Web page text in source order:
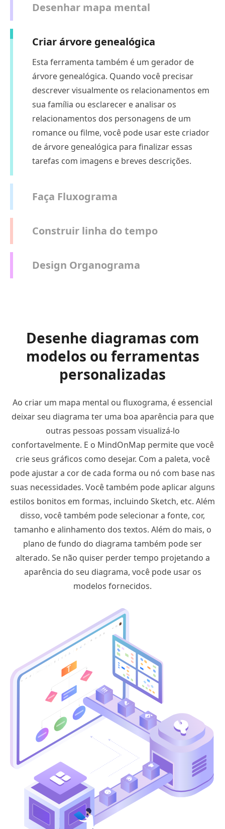
Desenhar mapa mental
Criar árvore genealógica
Esta ferramenta também é um gerador de
árvore genealógica. Quando você precisar
descrever visualmente os relacionamentos em
sua família ou esclarecer e analisar os
relacionamentos dos personagens de um
romance ou filme, você pode usar este criador
de árvore genealógica para finalizar essas
tarefas com imagens e breves descrições.
Faça Fluxograma
Construir linha do tempo
Design Organograma
Desenhe diagramas com
modelos ou ferramentas
personalizadas
Ao criar um mapa mental ou fluxograma, é essencial
deixar seu diagrama ter uma boa aparência para que
outras pessoas possam visualizá-lo
confortavelmente. E o MindOnMap permite que você
crie seus gráficos como desejar. Com a paleta, você
pode ajustar a cor de cada forma ou nó com base nas
suas necessidades. Você também pode aplicar alguns
estilos bonitos em formas, incluindo Sketch, etc. Além
disso, você também pode selecionar a fonte, cor,
tamanho e alinhamento dos textos. Além do mais, o
plano de fundo do diagrama também pode ser
alterado. Se não quiser perder tempo projetando a
aparência do seu diagrama, você pode usar os
modelos fornecidos.